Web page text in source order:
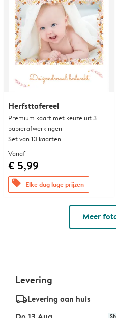
Herfsttafereel
Premium kaart met keuze uit 3
papierafwerkingen
Set van 10 kaarten
Vanaf
€ 5,99
offers Elke dag lage prijzen
Meer
Levering
delivery_standard_v2Levering aan huis